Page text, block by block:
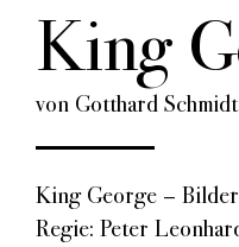
King
von Gotthard Schmidt
King George –
Regie: Peter